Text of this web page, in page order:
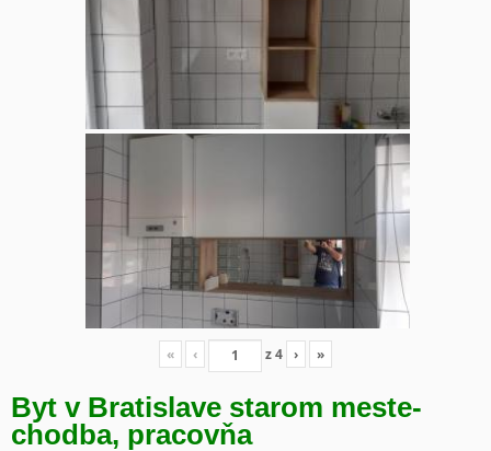
« ‹ z4 › »
Byt v Bratislave starom meste-
chodba, pracovňa